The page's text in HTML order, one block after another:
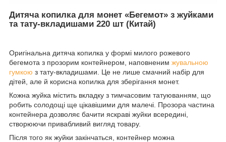
Дитяча копилка для монет «Бегемот» з жуйками
та тату-вкладишами 220 шт (Китай)
Оригінальна дитяча копилка у формі милого рожевого
бегемота з прозорим контейнером, наповненим жувальною
гумкою з тату-вкладишами. Це не лише смачний набір для
дітей, але й корисна копилка для зберігання монет.
Кожна жуйка містить вкладку з тимчасовим татуюванням, що
робить солодощі ще цікавішими для малечі. Прозора частина
контейнера дозволяє бачити яскраві жуйки всередині,
створюючи привабливий вигляд товару.
Після того як жуйки закінчаться, контейнер можна